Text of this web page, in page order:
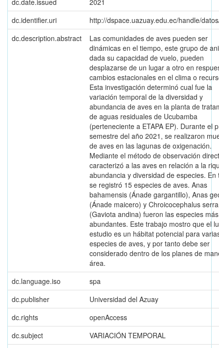
dc.date.issued
2021
dc.identifier.uri
http://dspace.uazuay.edu.ec/handle/
dc.description.abstract
Las comunidades de aves pueden ser
dinámicas en el tiempo, este grupo de
dada su capacidad de vuelo, pueden
desplazarse de un lugar a otro en
cambios estacionales en el clima o
Esta investigación determinó cual fue la
variación temporal de la diversidad y
abundancia de aves en la planta de
de aguas residuales de Ucubamba
(perteneciente a ETAPA EP). Durante el
semestre del año 2021, se realizaron
de aves en las lagunas de oxigenación.
Mediante el método de observación
caracterizó a las aves en relación a la
abundancia y diversidad de especies. En
se registró 15 especies de aves. Anas
bahamensis (Ánade gargantillo), Anas
(Ánade maicero) y Chroicocephalus
(Gaviota andina) fueron las especies más
abundantes. Este trabajo mostro que el
estudio es un hábitat potencial para
especies de aves, y por tanto debe ser
considerado dentro de los planes de
área.
dc.language.iso
spa
dc.publisher
Universidad del Azuay
dc.rights
openAccess
dc.subject
VARIACIÓN TEMPORAL